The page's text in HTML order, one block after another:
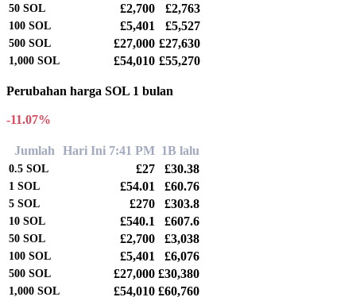
50 SOL £2,700 £2,763
100 SOL £5,401 £5,527
500 SOL £27,000 £27,630
1,000 SOL £54,010 £55,270
Perubahan harga SOL 1 bulan
-11.07%
Jumlah Hari Ini 7:41 PM 1B lalu
0.5 SOL £27 £30.38
1 SOL £54.01 £60.76
5 SOL £270 £303.8
10 SOL £540.1 £607.6
50 SOL £2,700 £3,038
100 SOL £5,401 £6,076
500 SOL £27,000 £30,380
1,000 SOL £54,010 £60,760